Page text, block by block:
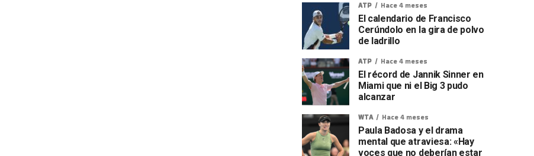
ATP Hace 4 meses
El calendario de Francisco
Cerúndolo en la gira de polvo
de ladrillo
ATP Hace 4 meses
El récord de Jannik Sinner en
Miami que ni el Big 3 pudo
alcanzar
WTA Hace 4 meses
Paula Badosa y el drama
mental que atraviesa: «Hay
voces que no deberían estar